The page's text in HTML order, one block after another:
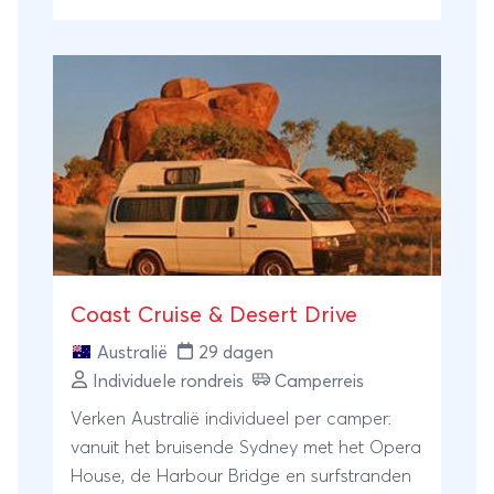
Coast Cruise & Desert Drive
Australië
29 dagen
Individuele rondreis
Camperreis
Verken Australië individueel per camper:
vanuit het bruisende Sydney met het Opera
House, de Harbour Bridge en surfstranden